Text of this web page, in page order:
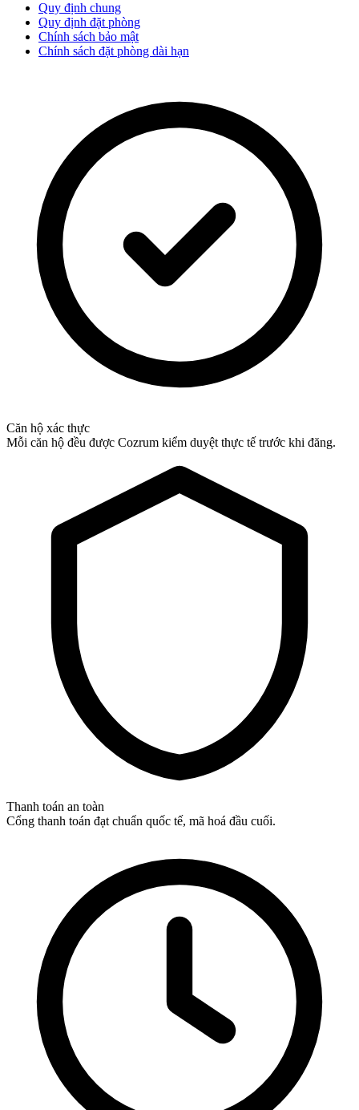
Quy định chung
Quy định đặt phòng
Chính sách bảo mật
Chính sách đặt phòng dài hạn
Căn hộ xác thực
Mỗi căn hộ đều được Cozrum kiểm duyệt thực tế trước khi đăng.
Thanh toán an toàn
Cổng thanh toán đạt chuẩn quốc tế, mã hoá đầu cuối.